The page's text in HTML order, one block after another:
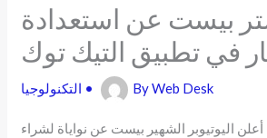
بيست عن استعدادة
في تطبيق التيك توك
التكنولوجيا • ByWeb Desk
اليوتيوبر الشهير بيست عن نواياة لشراء